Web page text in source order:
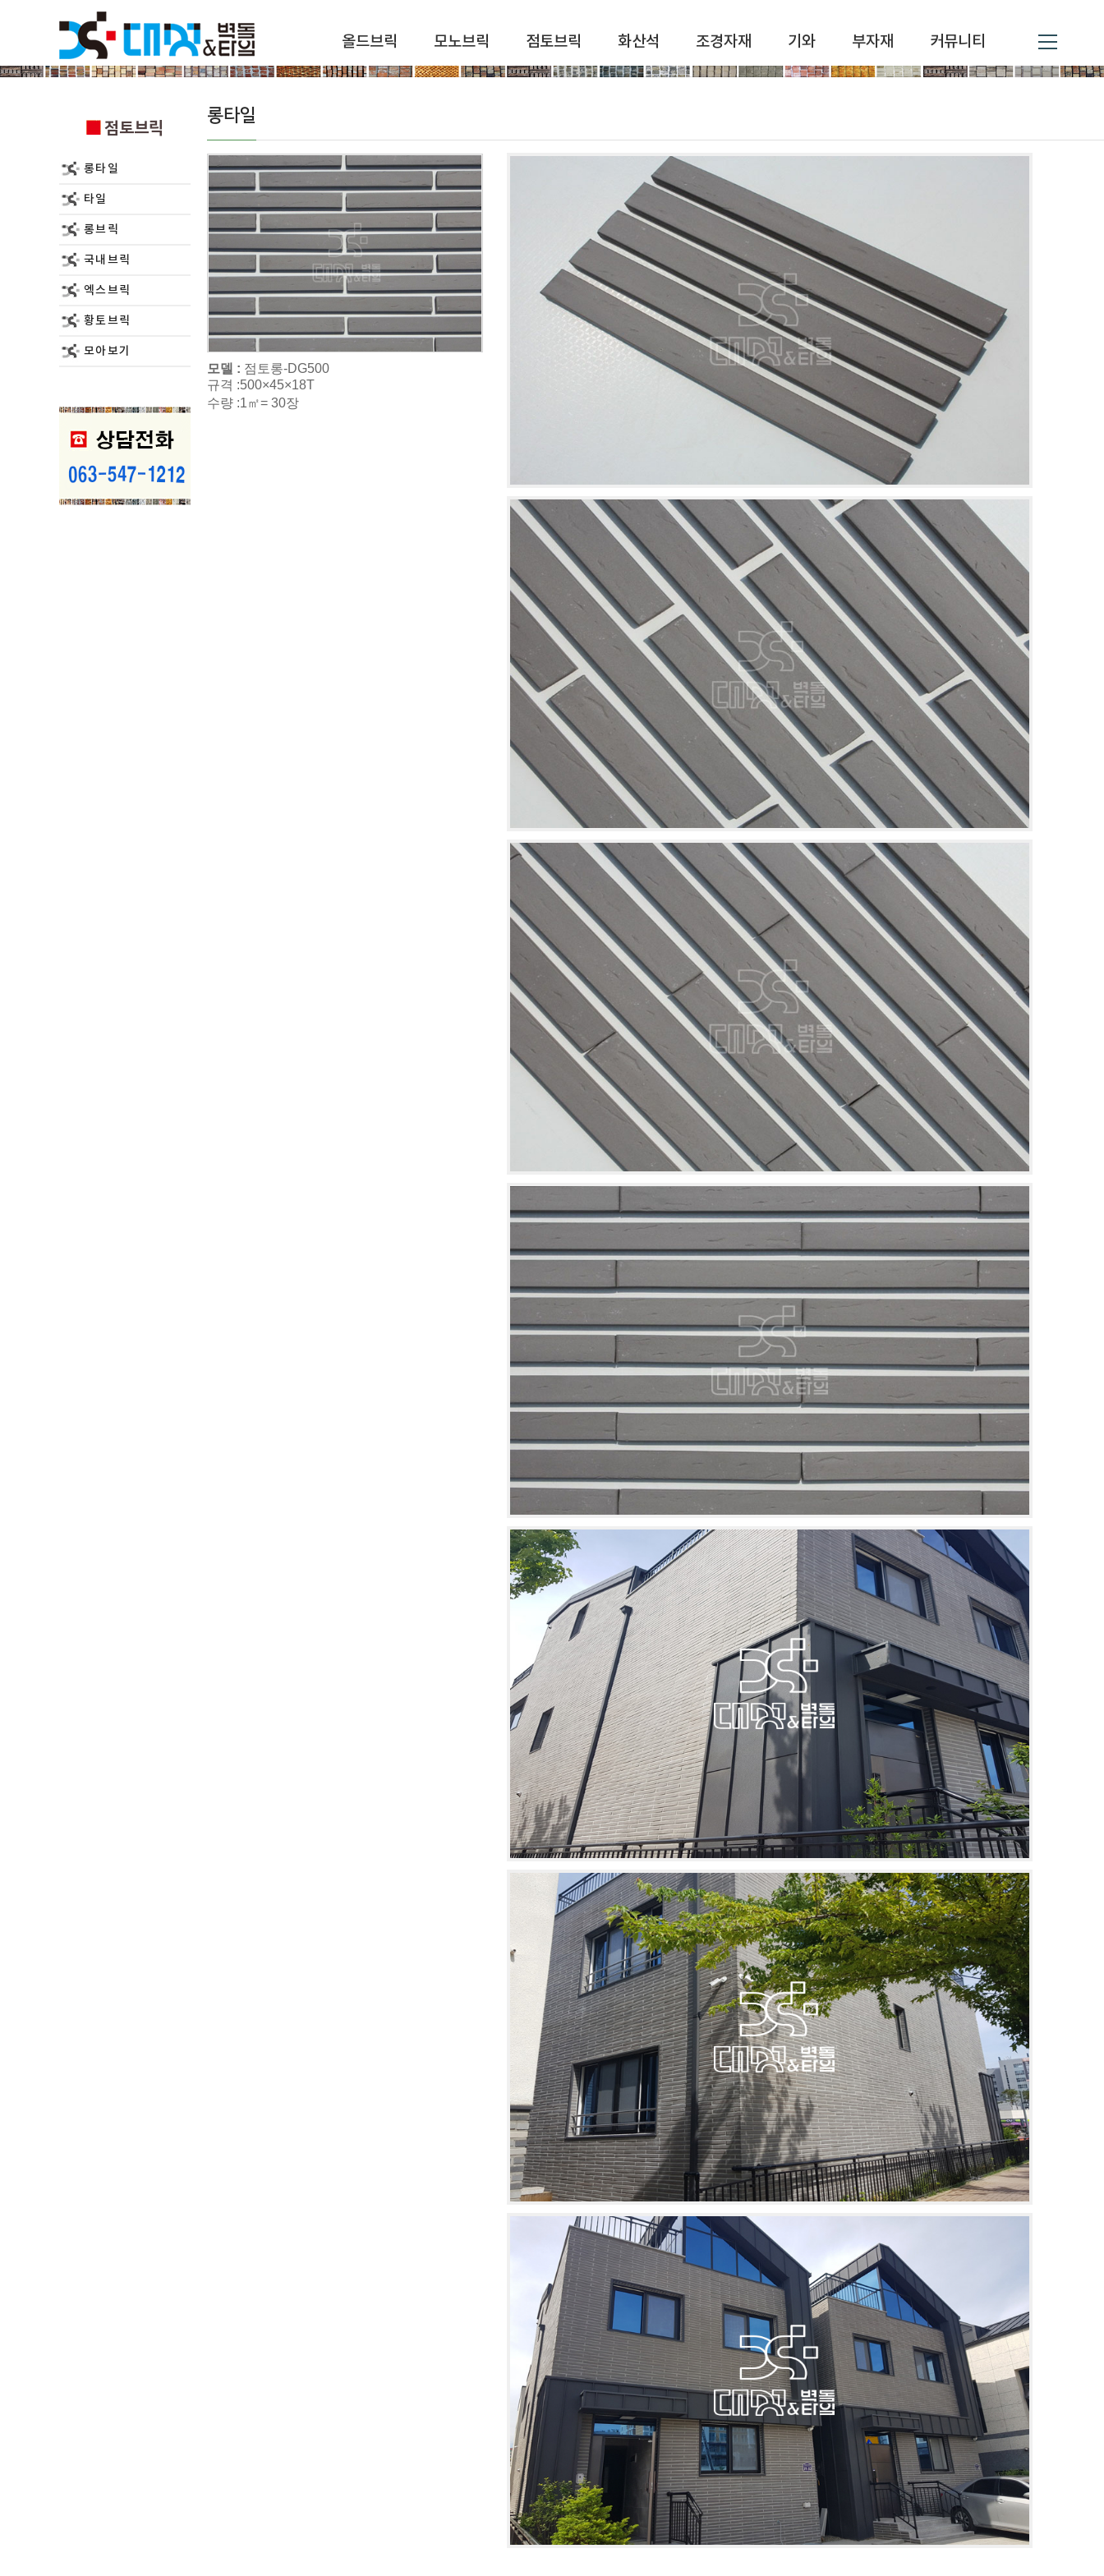
올드브릭 모노브릭 점토브릭 화산석 조경자재 기와 부자재 커뮤니티
점토브릭
롱타일
타일
롱브릭
국내브릭
엑스브릭
황토브릭
모아보기
롱타일
모델 : 점토롱-DG500
규격 :500×45×18T
수량 :1㎡= 30장